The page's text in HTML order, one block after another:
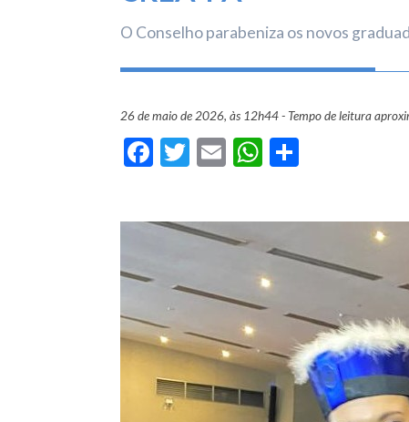
O Conselho parabeniza os novos
26 de maio de 2026, às 12h44 - Tempo de leitura
Facebook
Twitter
EmailWhatsApp